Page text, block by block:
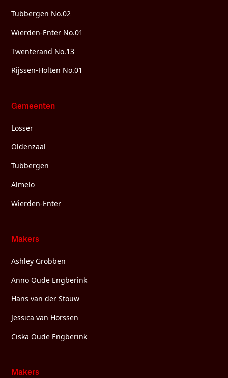
Tubbergen No.02
Wierden-Enter No.01
Twenterand No.13
Rijssen-Holten No.01
Gemeenten
Losser
Oldenzaal
Tubbergen
Almelo
Wierden-Enter
Makers
Ashley Grobben
Anno Oude Engberink
Hans van der Stouw
Jessica van Horssen
Ciska Oude Engberink
Makers